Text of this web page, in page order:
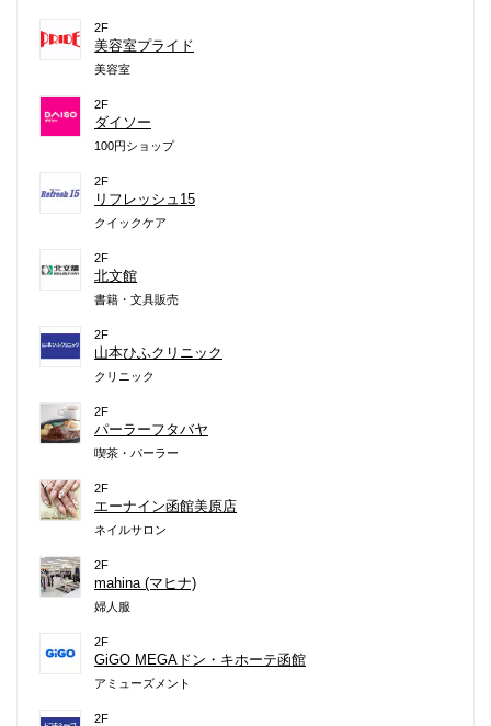
2F
美容室プライド
美容室
2F
ダイソー
100円ショップ
2F
リフレッシュ15
クイックケア
2F
北文館
書籍・文具販売
2F
山本ひふクリニック
クリニック
2F
パーラーフタバヤ
喫茶・パーラー
2F
エーナイン函館美原店
ネイルサロン
2F
mahina (マヒナ)
婦人服
2F
GiGO MEGAドン・キホーテ函館
アミューズメント
2F